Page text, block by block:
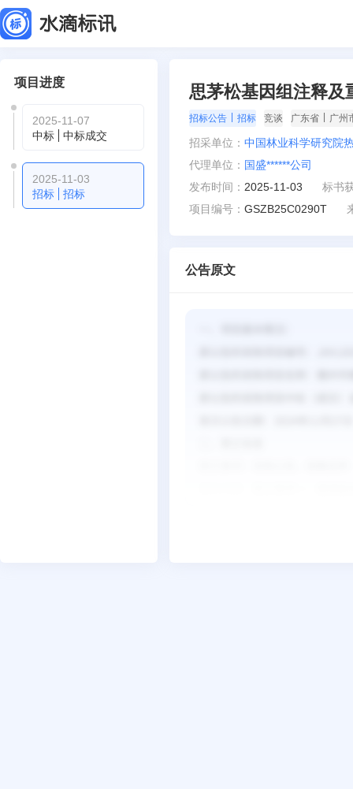
项目进度
2025-11-07
中标
中标成交
2025-11-03
招标
招标
思茅松基因组注释及
招标公告 招标 竞谈 广东省 广州
招采单位： 中国林业科学研究院
代理单位： 国盛******公司
发布时间： 2025-11-03
标书
项目编号： GSZB25C0290T
公告原文